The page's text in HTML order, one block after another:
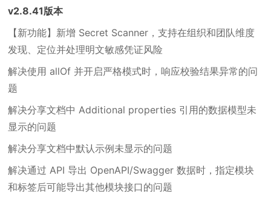
v2.8.41版本
【新功能】新增 Secret Scanner，支持在组织和团队维度
发现、定位并处理明文敏感凭证风险
解决使用 allOf 并开启严格模式时，响应校验结果异常的问
题
解决分享文档中 Additional properties 引用的数据模型未
显示的问题
解决分享文档中默认示例未显示的问题
解决通过 API 导出 OpenAPI/Swagger 数据时，指定模块
和标签后可能导出其他模块接口的问题